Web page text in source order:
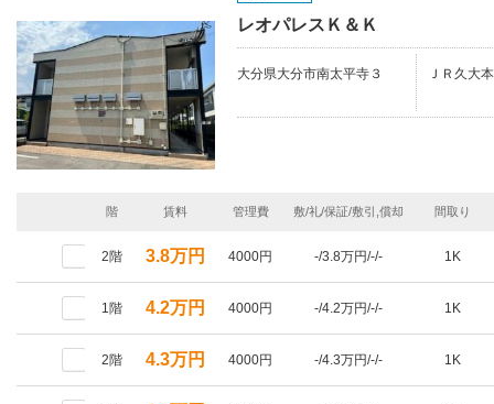
レオパレスＫ＆Ｋ
大分県大分市南太平寺３ ＪＲ久大
階 賃料 管理費 敷/礼/保証/敷引,償却 間取り
2階 3.8万円 4000円 -/3.8万円/-/- 1K
1階 4.2万円 4000円 -/4.2万円/-/- 1K
2階 4.3万円 4000円 -/4.3万円/-/- 1K